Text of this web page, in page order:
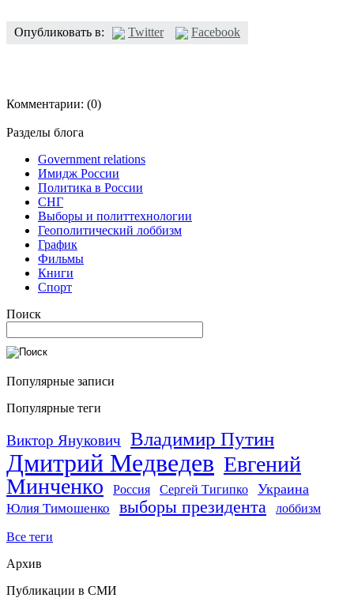
Опубликовать в: Twitter Facebook
Комментарии: (0)
Разделы блога
Government relations
Имидж России
Политика в России
СНГ
Выборы и политтехнологии
Геополитический лоббизм
График
Фильмы
Книги
Спорт
Поиск
Популярные записи
Популярные теги
Виктор Янукович Владимир Путин
Дмитрий Медведев Евгений
Минченко
Россия Сергей Тигипко Украина
Юлия Тимошенко выборы президента лоббизм
Все теги
Архив
Публикации в СМИ